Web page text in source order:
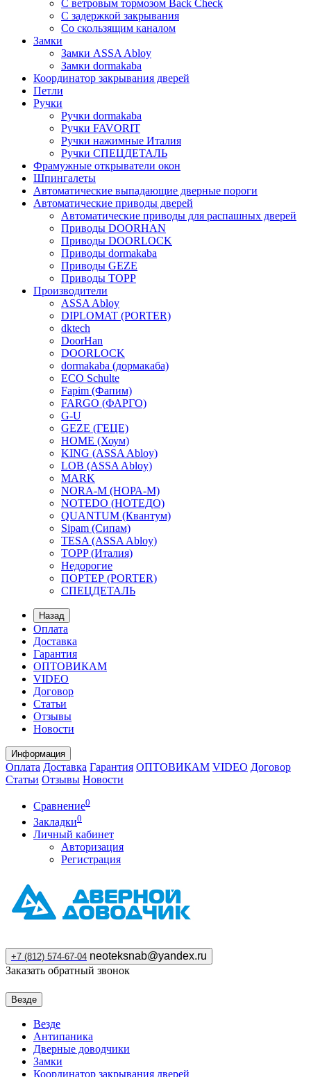
С ветровым тормозом Back Check
С задержкой закрывания
Со скользящим каналом
Замки
Замки ASSA Abloy
Замки dormakaba
Координатор закрывания дверей
Петли
Ручки
Ручки dormakaba
Ручки FAVORIT
Ручки нажимные Италия
Ручки СПЕЦДЕТАЛЬ
Фрамужные открыватели окон
Шпингалеты
Автоматические выпадающие дверные пороги
Автоматические приводы дверей
Автоматические приводы для распашных дверей
Приводы DOORHAN
Приводы DOORLOCK
Приводы dormakaba
Приводы GEZE
Приводы TOPP
Производители
ASSA Abloy
DIPLOMAT (PORTER)
dktech
DoorHan
DOORLOCK
dormakaba (дормакаба)
ECO Schulte
Fapim (Фапим)
FARGO (ФАРГО)
G-U
GEZE (ГЕЦЕ)
HOME (Хоум)
KING (ASSA Abloy)
LOB (ASSA Abloy)
MARK
NORA-M (НОРА-М)
NOTEDO (НОТЕДО)
QUANTUM (Квантум)
Sipam (Сипам)
TESA (ASSA Abloy)
TOPP (Италия)
Недорогие
ПОРТЕР (PORTER)
СПЕЦДЕТАЛЬ
Назад
Оплата
Доставка
Гарантия
ОПТОВИКАМ
VIDEO
Договор
Статьи
Отзывы
Новости
Информация
Оплата Доставка Гарантия ОПТОВИКАМ VIDEO Договор
Статьи Отзывы Новости
Сравнение0
Закладки0
Личный кабинет
Авторизация
Регистрация
+7 (812) 574-67-04 neoteksnab@yandex.ru
Заказать обратный звонок
Везде
Везде
Антипаника
Дверные доводчики
Замки
Координатор закрывания дверей